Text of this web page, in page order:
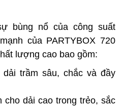
bùng nổ của công suất
của PARTYBOX 720
lượng cao bao gồm:
trầm sâu, chắc và đầy
cho dải cao trong trẻo, sắc